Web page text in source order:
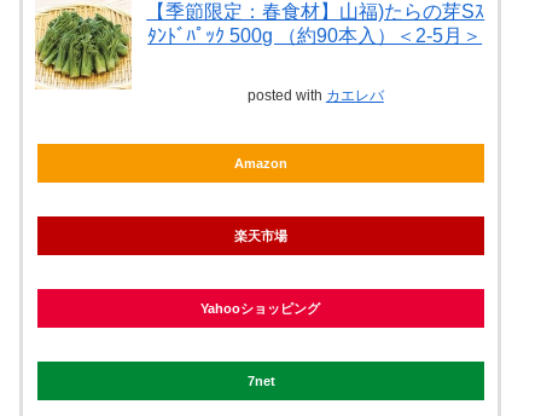
【季節限定：春食材】山福)たらの芽Sｽ
ﾀﾝﾄﾞﾊﾟｯｸ 500g （約90本入）＜2-5月＞
posted with カエレバ
Amazon
楽天市場
Yahooショッピング
7net